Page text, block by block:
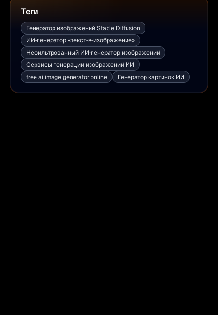
Теги
Генератор изображений Stable Diffusion
ИИ‑генератор «текст‑в‑изображение»
Нефильтрованный ИИ‑генератор изображений
Сервисы генерации изображений ИИ
free ai image generator online
Генератор картинок ИИ